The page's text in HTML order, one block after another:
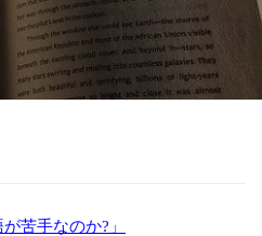
苦手なのか?」